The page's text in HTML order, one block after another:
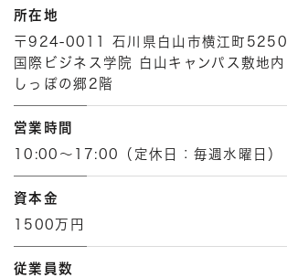
所在地
〒924-0011 石川県白山市横江町5250
国際ビジネス学院 白山キャンパス敷地内
しっぽの郷2階
営業時間
10:00～17:00（定休日：毎週水曜日）
資本金
1500万円
従業員数